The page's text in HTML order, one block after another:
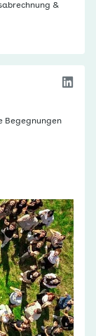
&
Begegnungen